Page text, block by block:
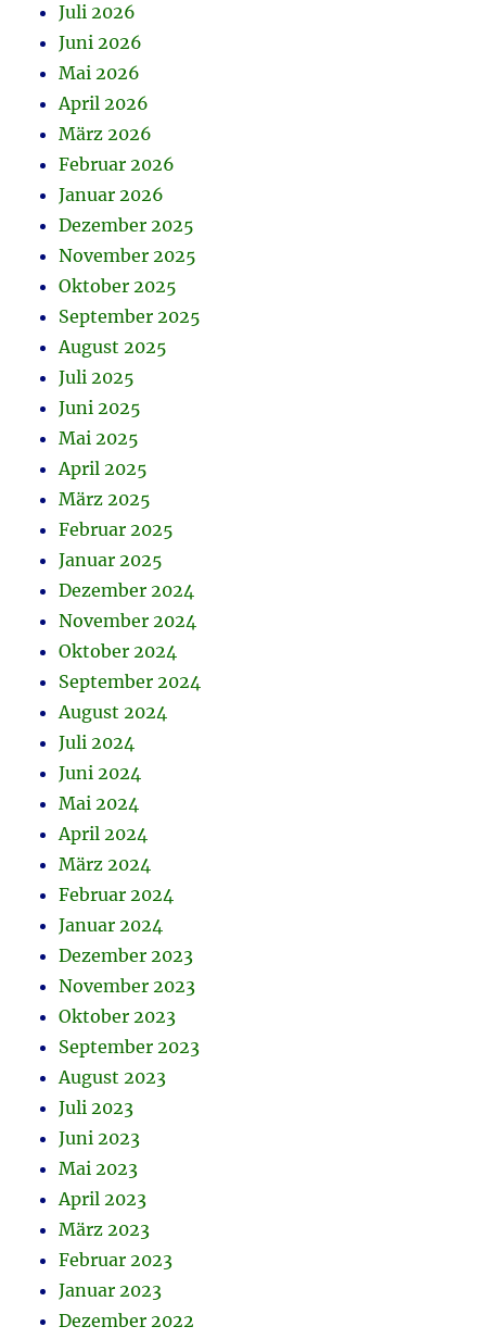
Juli 2026
Juni 2026
Mai 2026
April 2026
März 2026
Februar 2026
Januar 2026
Dezember 2025
November 2025
Oktober 2025
September 2025
August 2025
Juli 2025
Juni 2025
Mai 2025
April 2025
März 2025
Februar 2025
Januar 2025
Dezember 2024
November 2024
Oktober 2024
September 2024
August 2024
Juli 2024
Juni 2024
Mai 2024
April 2024
März 2024
Februar 2024
Januar 2024
Dezember 2023
November 2023
Oktober 2023
September 2023
August 2023
Juli 2023
Juni 2023
Mai 2023
April 2023
März 2023
Februar 2023
Januar 2023
Dezember 2022